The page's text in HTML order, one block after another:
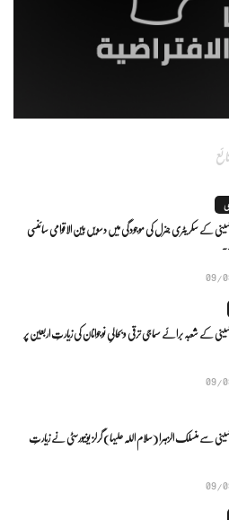
کے سکریٹری جنرل کی موجودگی میں دسویں بین الاقوامی سائنسی
09/
کے شعبہ برائے سماجی ترقی و بحالیِ نوجوانان کی زیارتِ اربعین پر
09/
سے منسلک الزہرا (سلام اللہ علیہا) گرلز یونیورسٹی نے زیارتِ
09/